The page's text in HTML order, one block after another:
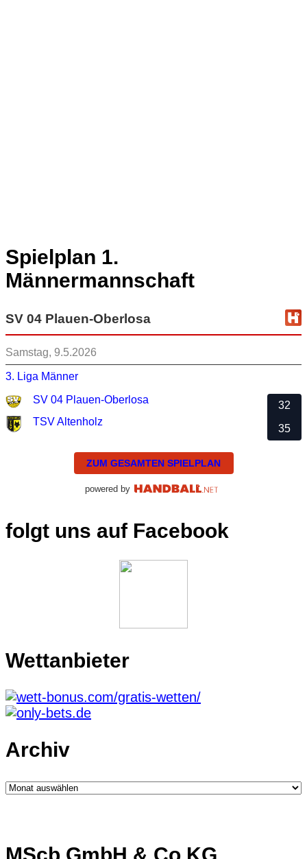
Spielplan 1.
Männermannschaft
SV 04 Plauen-Oberlosa
Samstag, 9.5.2026
3. Liga Männer
SV 04 Plauen-Oberlosa
TSV Altenholz
32
35
ZUM GESAMTEN SPIELPLAN
powered by
folgt uns auf Facebook
Wettanbieter
Archiv
Archiv
MScb GmbH & Co.KG